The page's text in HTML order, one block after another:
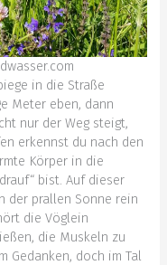
in die Straße
Meter eben, dann
nur der Weg steigt,
erkennst du nach den
Körper in die
bist. Auf dieser
der prallen Sonne rein
die Vöglein
die Muskeln zu
Gedanken, doch im Tal